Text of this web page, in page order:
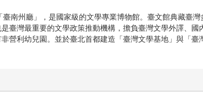
南州廳」，是國家級的文學專業博物館。臺文館典藏臺
臺灣最重要的文學政策推動機構，擔負臺灣文學外譯、
營利幼兒園。並於臺北首都建造「臺灣文學基地」與「